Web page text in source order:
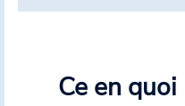
Ce en